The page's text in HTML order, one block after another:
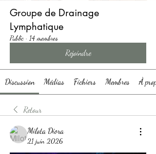
Groupe de Drainage
Lymphatique
Public · 14 membres
Rejoindre
Discussion Médias Fichiers Membres À
Retour
Milota Diora
21 juin 2026